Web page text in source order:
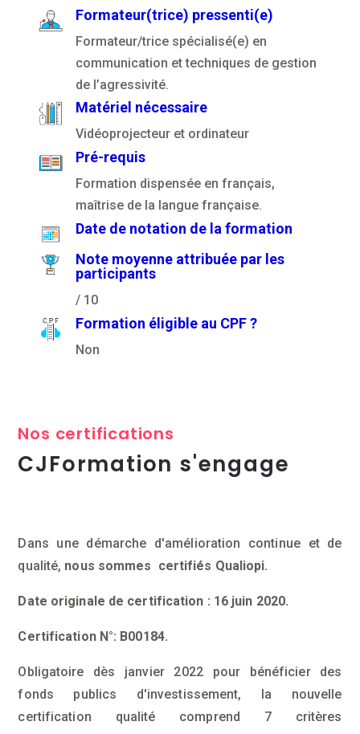
Formateur(trice) pressenti(e)
Formateur/trice spécialisé(e) en
communication et techniques de gestion
de l’agressivité.
Matériel nécessaire
Vidéoprojecteur et ordinateur
Pré-requis
Formation dispensée en français,
maîtrise de la langue française.
Date de notation de la formation
Note moyenne attribuée par les
participants
/ 10
Formation éligible au CPF ?
Non
Nos certifications
CJFormation s'engage
Dans une démarche d'amélioration continue et de
qualité, nous sommes certifiés Qualiopi.
Date originale de certification : 16 juin 2020.
Certification N°: B00184.
Obligatoire dès janvier 2022 pour bénéficier des
fonds publics d'investissement, la nouvelle
certification qualité comprend 7 critères